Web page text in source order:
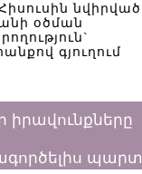
նվիրված
օծման
գյուղում
իրավունքները